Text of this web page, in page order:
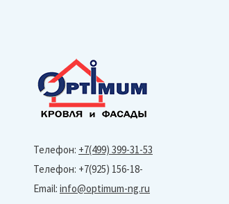
Телефон: +7(499) 399-31-53
Телефон: +7(925) 156-18-
Email: info@optimum-ng.ru